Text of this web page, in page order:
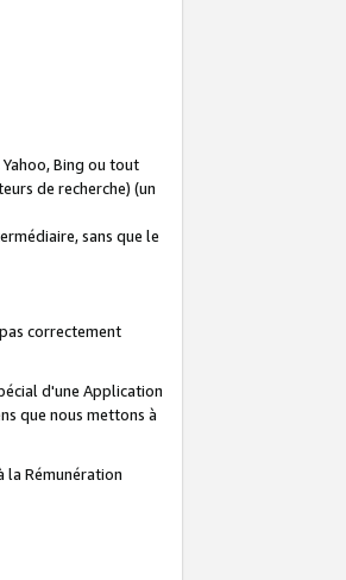
Bing ou tout
de recherche) (un
sans que le
correctement
d'une Application
que nous mettons à
la Rémunération